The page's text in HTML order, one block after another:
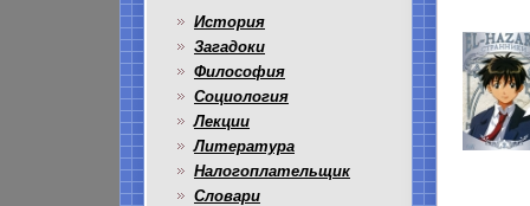
История
Загадоки
Философия
Социология
Лекции
Литература
Налогоплательщик
Словари